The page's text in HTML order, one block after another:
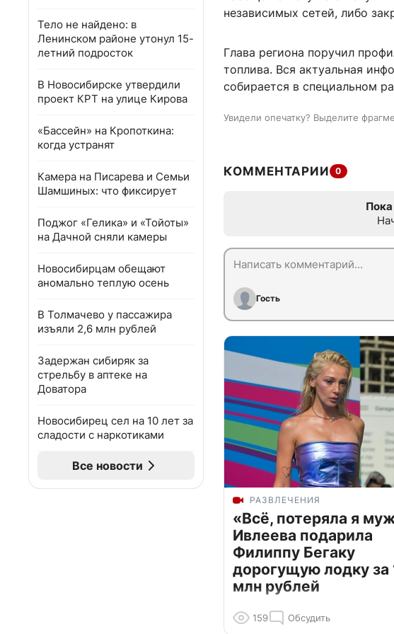
Тело не найдено: в
Ленинском районе утонул 15-
летний подросток
В Новосибирске утвердили
проект КРТ на улице Кирова
«Бассейн» на Кропоткина:
когда устранят
Камера на Писарева и Семьи
Шамшиных: что фиксирует
Поджог «Гелика» и «Тойоты»
на Дачной сняли камеры
Новосибирцам обещают
аномально теплую осень
В Толмачево у пассажира
изъяли 2,6 млн рублей
Задержан сибиряк за
стрельбу в аптеке на
Доватора
Новосибирец сел на 10 лет за
сладости с наркотиками
Все новости
независимых сетей, либо
Глава региона поручил
топлива. Вся актуальная
собирается в специальном
Увидели опечатку? Выделите
КОММЕНТАРИИ 0
Гость
РАЗВЛЕЧЕНИЯ
«Всё, потеряла я
Ивлеева подарила
Филиппу Бегаку
дорогущую лодку за
млн рублей
159 Обсудить